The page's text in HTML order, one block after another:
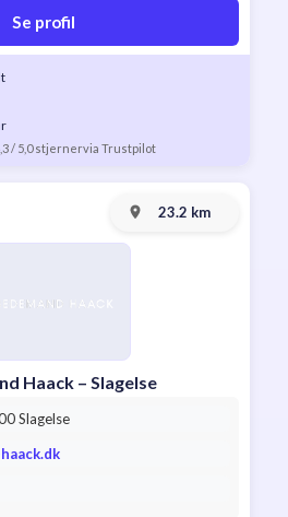
Se profil
/ 5,0 stjernervia Trustpilot
23.2 km
Haack – Slagelse
Slagelse